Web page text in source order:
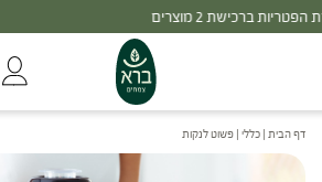
30% - הנחה על סדרת הפטריות ברכישת 3 מוצרים
דף הבית | כללי | פשוט לנקות